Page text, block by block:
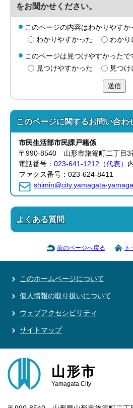
をお聞かせください。
このページの内容はわかりやすか
わかりやすかった
わかり
このページは見つけやすかったで
見つけやすかった
見つ
送信
このページに関するお問い合わ
市民生活部市民課 戸籍係
〒990-8540 山形市旅篭町二丁目3
電話番号：023-641-1212（代表）
ファクス番号：023-624-8411
shimin@city.yamagata-
よくある質問
前のページへ戻る
このホームページについて
個人情報の取り扱いについて
ウェブアクセシビリティ
サイトマップ
山形市
Yamagata City